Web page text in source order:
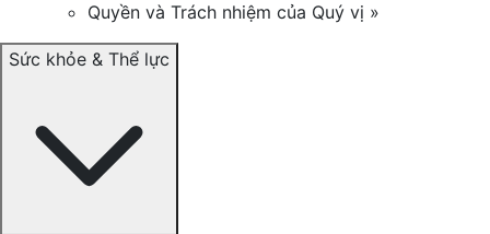
Quyền và Trách nhiệm của Quý vị »
Sức khỏe & Thể lực